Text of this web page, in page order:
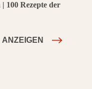
100 Rezepte der
ANZEIGEN